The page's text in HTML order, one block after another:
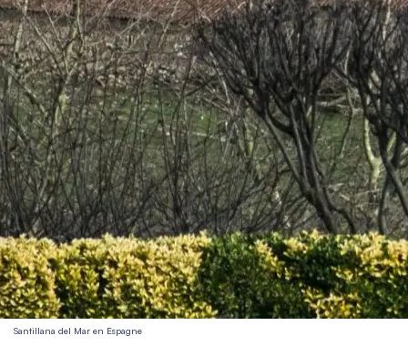
Santillana del Mar en Espagne